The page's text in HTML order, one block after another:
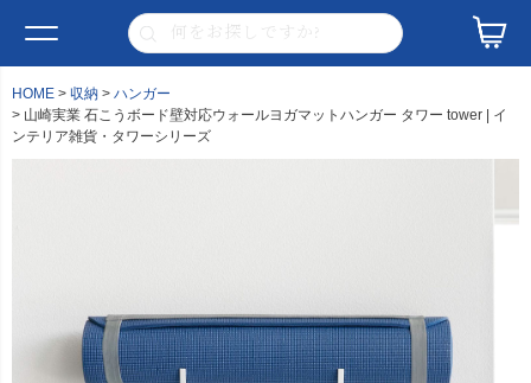
HOME 収納
ハンガー
山崎実業 石こうボード壁対応ウォールヨガマットハンガー タワー tower | イ
ンテリア雑貨・タワーシリーズ